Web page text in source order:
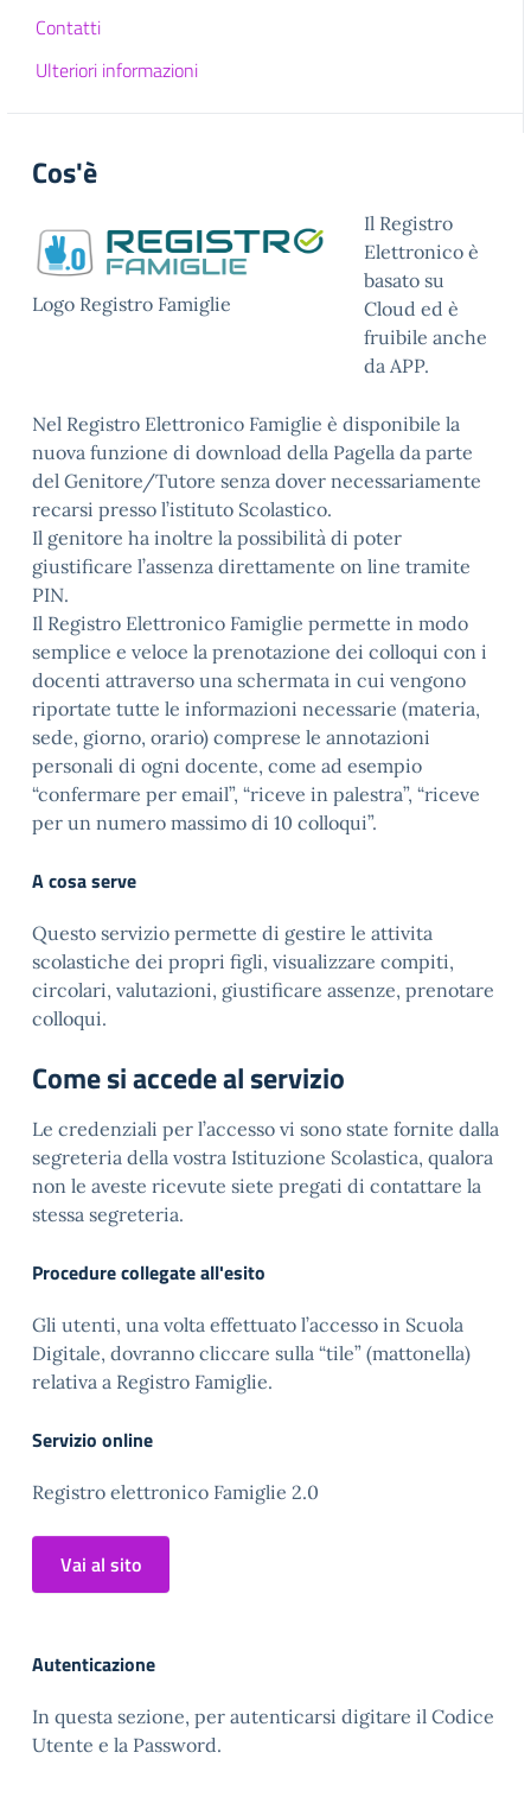
Contatti
Ulteriori informazioni
Cos'è
Logo Registro Famiglie
Il Registro
Elettronico è
basato su
Cloud ed è
fruibile anche
da APP.
Nel Registro Elettronico Famiglie è disponibile la
nuova funzione di download della Pagella da parte
del Genitore/Tutore senza dover necessariamente
recarsi presso l’istituto Scolastico.
Il genitore ha inoltre la possibilità di poter
giustificare l’assenza direttamente on line tramite
PIN.
Il Registro Elettronico Famiglie permette in modo
semplice e veloce la prenotazione dei colloqui con i
docenti attraverso una schermata in cui vengono
riportate tutte le informazioni necessarie (materia,
sede, giorno, orario) comprese le annotazioni
personali di ogni docente, come ad esempio
“confermare per email”, “riceve in palestra”, “riceve
per un numero massimo di 10 colloqui”.
A cosa serve
Questo servizio permette di gestire le attivita
scolastiche dei propri figli, visualizzare compiti,
circolari, valutazioni, giustificare assenze, prenotare
colloqui.
Come si accede al servizio
Le credenziali per l’accesso vi sono state fornite dalla
segreteria della vostra Istituzione Scolastica, qualora
non le aveste ricevute siete pregati di contattare la
stessa segreteria.
Procedure collegate all'esito
Gli utenti, una volta effettuato l’accesso in Scuola
Digitale, dovranno cliccare sulla “tile” (mattonella)
relativa a Registro Famiglie.
Servizio online
Registro elettronico Famiglie 2.0
Vai al sito
Autenticazione
In questa sezione, per autenticarsi digitare il Codice
Utente e la Password.